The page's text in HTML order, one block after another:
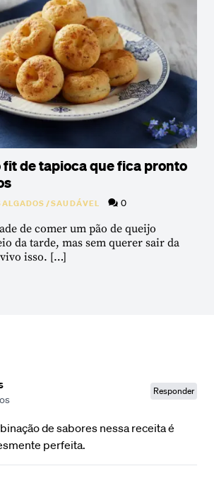
fit de tapioca que fica pronto
/SAUDÁVEL 0
de comer um pão de queijo
da tarde, mas sem querer sair da
isso. […]
Responder
de sabores nessa receita é
perfeita.